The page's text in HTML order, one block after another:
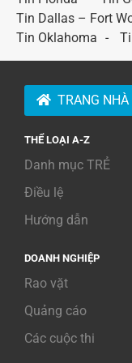
Tin Dallas – Fort
Tin Oklahoma
TRANG NHÀ
THỂ LOẠI A-Z
Danh mục TRẺ
Điều lệ
Hướng dẫn
DOANH NGHIỆP
Rao vặt
Quảng cáo
Các cuộc thi